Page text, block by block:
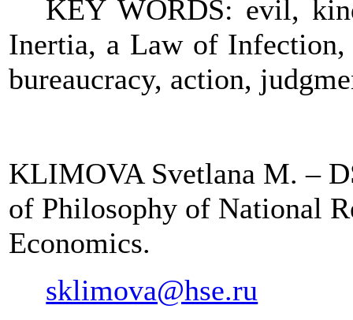
KEY WORDS: evil,
Inertia, a Law of
bureaucracy, action,
KLIMOVA Svetlana M. –
of Philosophy of National
Economics.
sklimova@hse.ru